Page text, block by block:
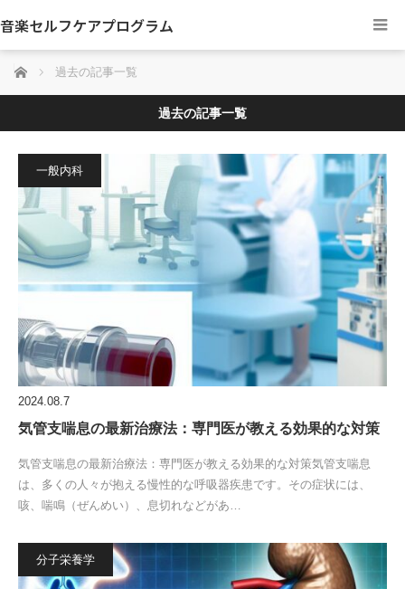
音楽セルフケアプログラム
ホーム 過去の記事一覧
過去の記事一覧
一般内科
2024.08.7
気管支喘息の最新治療法：専門医が教える効果的な対策
気管支喘息の最新治療法：専門医が教える効果的な対策気管支喘息
は、多くの人々が抱える慢性的な呼吸器疾患です。その症状には、
咳、喘鳴（ぜんめい）、息切れなどがあ…
分子栄養学